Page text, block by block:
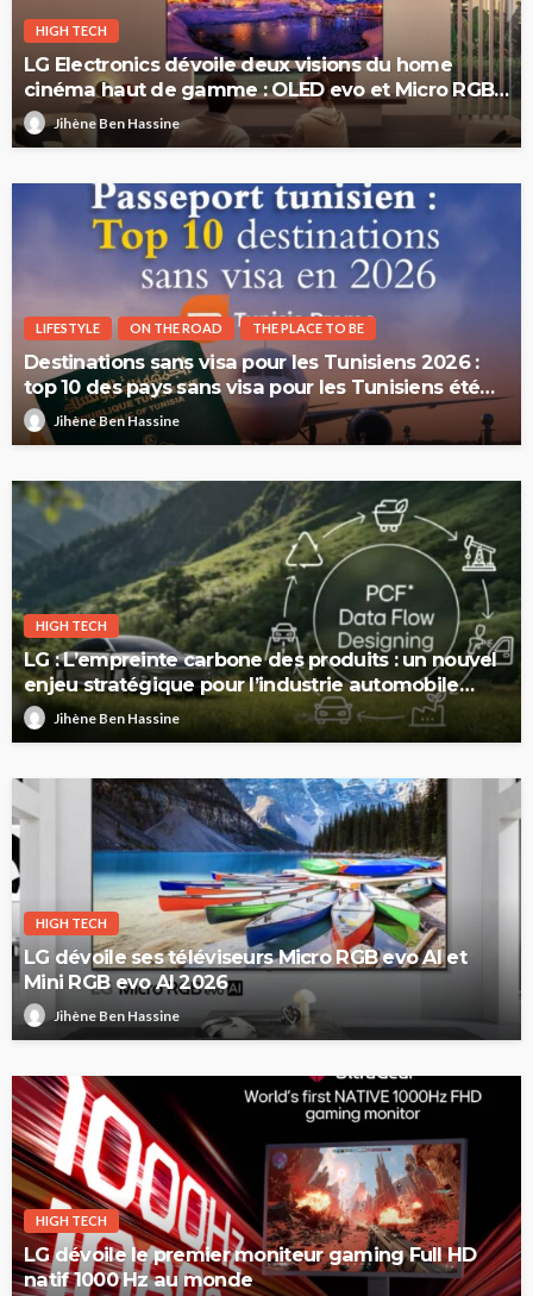
HIGH TECH
LG Electronics dévoile deux visions du home
cinéma haut de gamme : OLED evo et Micro RGB
evoJihène Ben Hassine
LIFESTYLE ON THE ROAD THE PLACE TO BE
Destinations sans visa pour les Tunisiens 2026 :
top 10 des pays sans visa pour les Tunisiens été
2026Jihène Ben Hassine
HIGH TECH
LG : L’empreinte carbone des produits : un nouvel
enjeu stratégique pour l’industrie automobile
européenne
Jihène Ben Hassine
HIGH TECH
LG dévoile ses téléviseurs Micro RGB evo AI et
Mini RGB evo AI 2026
Jihène Ben Hassine
HIGH TECH
LG dévoile le premier moniteur gaming Full HD
natif 1000 Hz au monde